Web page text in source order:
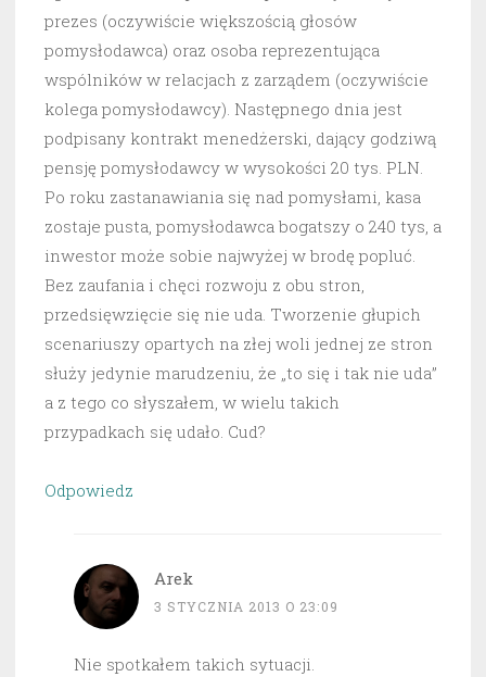
prezes (oczywiście większością głosów
pomysłodawca) oraz osoba reprezentująca
wspólników w relacjach z zarządem (oczywiście
kolega pomysłodawcy). Następnego dnia jest
podpisany kontrakt menedżerski, dający godziwą
pensję pomysłodawcy w wysokości 20 tys. PLN.
Po roku zastanawiania się nad pomysłami, kasa
zostaje pusta, pomysłodawca bogatszy o 240 tys, a
inwestor może sobie najwyżej w brodę popluć.
Bez zaufania i chęci rozwoju z obu stron,
przedsięwzięcie się nie uda. Tworzenie głupich
scenariuszy opartych na złej woli jednej ze stron
służy jedynie marudzeniu, że „to się i tak nie uda”
a z tego co słyszałem, w wielu takich
przypadkach się udało. Cud?
Odpowiedz
Arek
3 STYCZNIA 2013 O 23:09
Nie spotkałem takich sytuacji.